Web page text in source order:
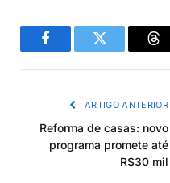
FacebookTwitter
ARTIGO ANTERIOR
Reforma de casas: novo
programa promete até
R$30 mil